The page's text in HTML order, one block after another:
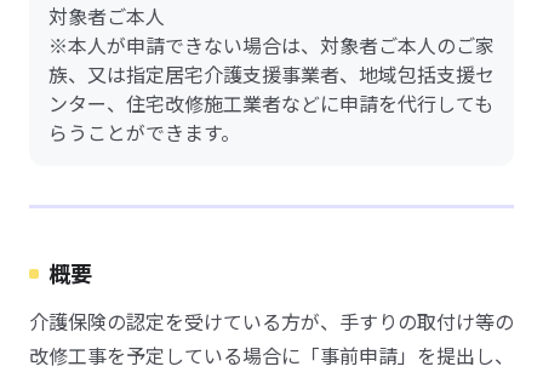
対象者ご本人
※本人が申請できない場合は、対象者ご本人のご家
族、又は指定居宅介護支援事業者、地域包括支援セ
ンター、住宅改修施工業者などに申請を代行しても
らうことができます。
概要
介護保険の認定を受けている方が、手すりの取付け等の
改修工事を予定している場合に「事前申請」を提出し、